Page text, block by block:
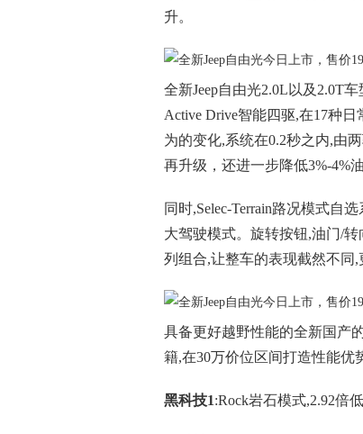
升。
全新Jeep自由光2.0L以及2.0T
Active Drive智能四驱,在17种
为的变化,系统在0.2秒之内,由
再升级，还进一步降低3%-4%
同时,Selec-Terrain路况模式自
大驾驶模式。旋转按钮,油门/
列组合,让整车的表现截然不同,
具备更好越野性能的全新国产
籍,在30万价位区间打造性能优
黑科技1:Rock岩石模式,2.92倍